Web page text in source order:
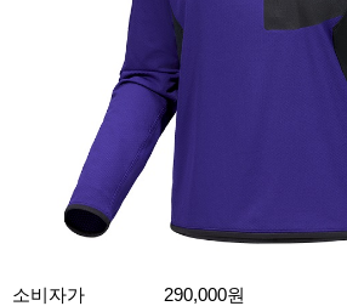
소비자가
290,000원